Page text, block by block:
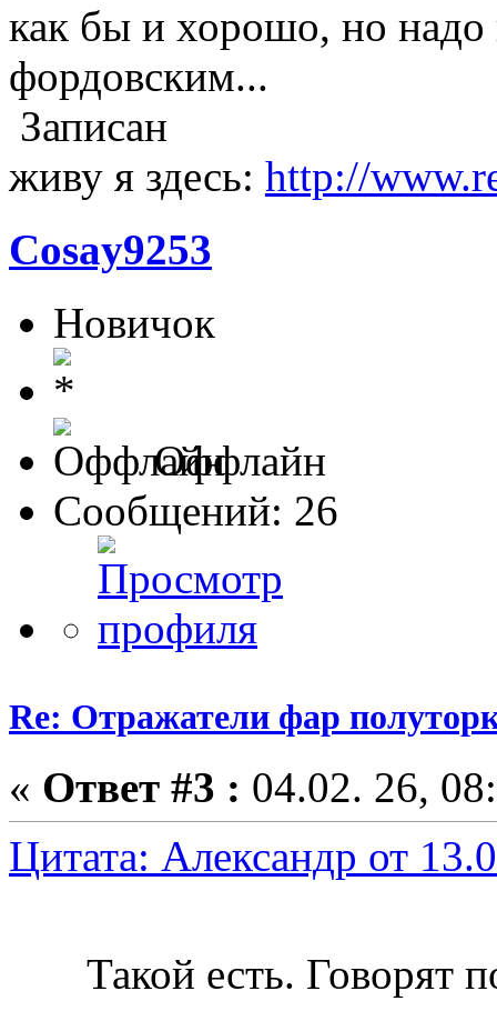
как бы и хорошо, но надо
фордовским...
Записан
живу я здесь: http://
Cosay9253
Новичок
Оффлайн
Сообщений: 26
Re: Отражатели фар
« Ответ #3 : 04.02. 26,
Цитата: Александр от
Такой есть. Говорят